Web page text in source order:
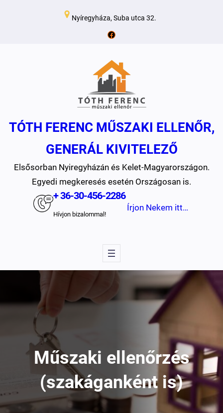
Nyíregyháza, Suba utca 32.
Facebook
TÓTH FERENC MŰSZAKI ELLENŐR,
GENERÁL KIVITELEZŐ
Elsősorban Nyiregyházán és Kelet-Magyarországon.
Egyedi megkeresés esetén Országosan is.
+ 36-30-456-2286
Hívjon bizalommal!
Írjon Nekem itt…
Műszaki ellenőrzés
(szakáganként is)